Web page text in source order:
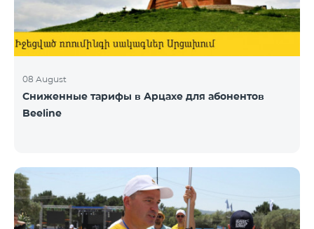
08 August
Сниженные тарифы в Арцахе для абонентов
Beeline